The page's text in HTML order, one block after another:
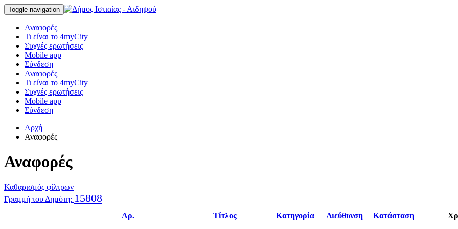
Toggle navigation
Αναφορές
Τι είναι το 4myCity
Συχνές ερωτήσεις
Mobile app
Σύνδεση
Αναφορές
Τι είναι το 4myCity
Συχνές ερωτήσεις
Mobile app
Σύνδεση
Αρχή
Αναφορές
Αναφορές
Καθαρισμός φίλτρων
Γραμμή του Δημότη: 15808
Αρ. Τίτλος Κατηγορία Διεύθυνση Κατάσταση